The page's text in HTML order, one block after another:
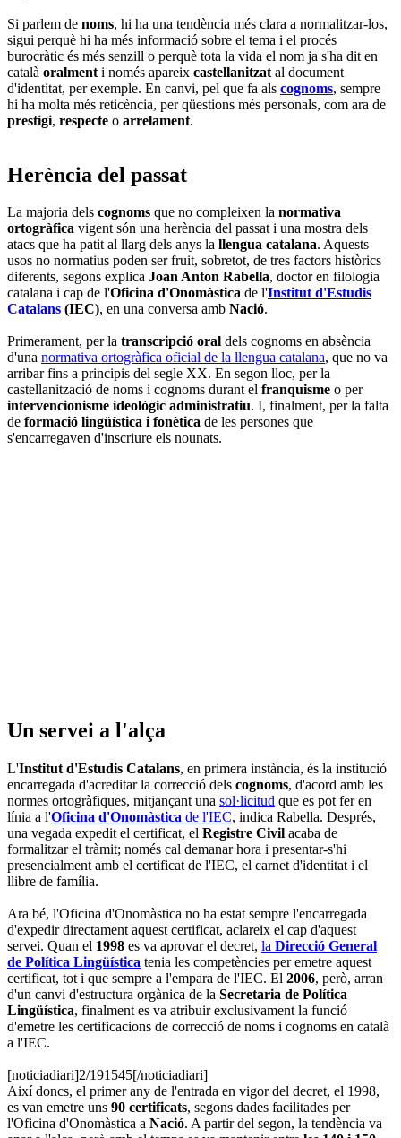
Si parlem de noms, hi ha una tendència més clara a normalitzar-los,
sigui perquè hi ha més informació sobre el tema i el procés
burocràtic és més senzill o perquè tota la vida el nom ja s'ha dit en
català oralment i només apareix castellanitzat al document
d'identitat, per exemple. En canvi, pel que fa als cognoms, sempre
hi ha molta més reticència, per qüestions més personals, com ara de
prestigi, respecte o arrelament.
Herència del passat
La majoria dels cognoms que no compleixen la normativa
ortogràfica vigent són una herència del passat i una mostra dels
atacs que ha patit al llarg dels anys la llengua catalana. Aquests
usos no normatius poden ser fruit, sobretot, de tres factors històrics
diferents, segons explica Joan Anton Rabella, doctor en filologia
catalana i cap de l'Oficina d'Onomàstica de l'Institut d'Estudis
Catalans (IEC), en una conversa amb Nació.
Primerament, per la transcripció oral dels cognoms en absència
d'una normativa ortogràfica oficial de la llengua catalana, que no va
arribar fins a principis del segle XX. En segon lloc, per la
castellanització de noms i cognoms durant el franquisme o per
intervencionisme ideològic administratiu. I, finalment, per la falta
de formació lingüística i fonètica de les persones que
s'encarregaven d'inscriure els nounats.
Un servei a l'alça
L'Institut d'Estudis Catalans, en primera instància, és la institució
encarregada d'acreditar la correcció dels cognoms, d'acord amb les
normes ortogràfiques, mitjançant una sol·licitud que es pot fer en
línia a l'Oficina d'Onomàstica de l'IEC, indica Rabella. Després,
una vegada expedit el certificat, el Registre Civil acaba de
formalitzar el tràmit; només cal demanar hora i presentar-s'hi
presencialment amb el certificat de l'IEC, el carnet d'identitat i el
llibre de família.
Ara bé, l'Oficina d'Onomàstica no ha estat sempre l'encarregada
d'expedir directament aquest certificat, aclareix el cap d'aquest
servei. Quan el 1998 es va aprovar el decret, la Direcció General
de Política Lingüística tenia les competències per emetre aquest
certificat, tot i que sempre a l'empara de l'IEC. El 2006, però, arran
d'un canvi d'estructura orgànica de la Secretaria de Política
Lingüística, finalment es va atribuir exclusivament la funció
d'emetre les certificacions de correcció de noms i cognoms en català
a l'IEC.
[noticiadiari]2/191545[/noticiadiari]
Així doncs, el primer any de l'entrada en vigor del decret, el 1998,
es van emetre uns 90 certificats, segons dades facilitades per
l'Oficina d'Onomàstica a Nació. A partir del segon, la tendència va